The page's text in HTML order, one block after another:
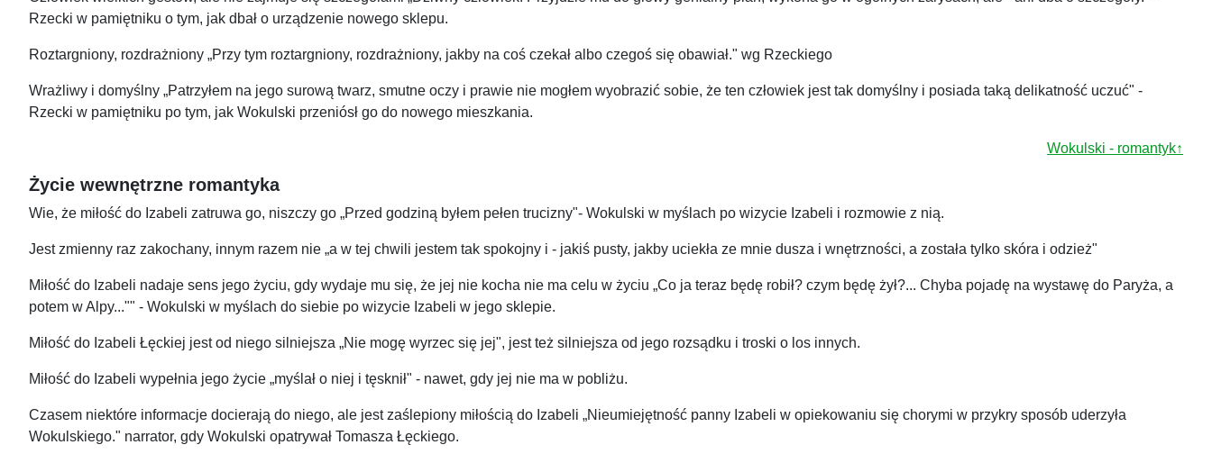
Rzecki w pamiętniku o tym, jak dbał o urządzenie nowego sklepu.
Roztargniony, rozdrażniony „Przy tym roztargniony, rozdrażniony, jakby na coś czekał albo czegoś się obawiał." wg Rzeckiego
Wrażliwy i domyślny „Patrzyłem na jego surową twarz, smutne oczy i prawie nie mogłem wyobrazić sobie, że ten człowiek jest tak domyślny i posiada taką delikatność uczuć" -
Rzecki w pamiętniku po tym, jak Wokulski przeniósł go do nowego mieszkania.
Wokulski - romantyk↑
Życie wewnętrzne romantyka
Wie, że miłość do Izabeli zatruwa go, niszczy go „Przed godziną byłem pełen trucizny"- Wokulski w myślach po wizycie Izabeli i rozmowie z nią.
Jest zmienny raz zakochany, innym razem nie „a w tej chwili jestem tak spokojny i - jakiś pusty, jakby uciekła ze mnie dusza i wnętrzności, a została tylko skóra i odzież"
Miłość do Izabeli nadaje sens jego życiu, gdy wydaje mu się, że jej nie kocha nie ma celu w życiu „Co ja teraz będę robił? czym będę żył?... Chyba pojadę na wystawę do Paryża, a
potem w Alpy..."" - Wokulski w myślach do siebie po wizycie Izabeli w jego sklepie.
Miłość do Izabeli Łęckiej jest od niego silniejsza „Nie mogę wyrzec się jej", jest też silniejsza od jego rozsądku i troski o los innych.
Miłość do Izabeli wypełnia jego życie „myślał o niej i tęsknił" - nawet, gdy jej nie ma w pobliżu.
Czasem niektóre informacje docierają do niego, ale jest zaślepiony miłością do Izabeli „Nieumiejętność panny Izabeli w opiekowaniu się chorymi w przykry sposób uderzyła
Wokulskiego." narrator, gdy Wokulski opatrywał Tomasza Łęckiego.